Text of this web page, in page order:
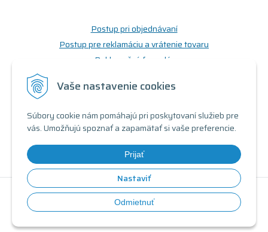
Vaše nastavenie cookies
Súbory cookie nám pomáhajú pri poskytovaní služieb pre
vás. Umožňujú spoznať a zapamätať si vaše preferencie.
Prijať
Nastaviť
Odmietnuť
Postup pri objednávaní
Postup pre reklamáciu a vrátenie tovaru
Reklamačný formulár
Obchodné podmienky
Doprava a možnosti platby
Triedy a stavy produktov
© 2026 Renovovaný počítač •tvorba eshopu cez UNIobchod
webhostingspoločnostiWEBYGROUP